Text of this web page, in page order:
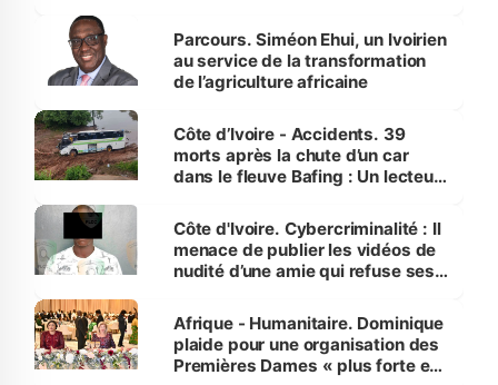
Parcours. Siméon Ehui, un Ivoirien
au service de la transformation
de l’agriculture africaine
Côte d’Ivoire - Accidents. 39
morts après la chute d’un car
dans le fleuve Bafing : Un lecteur
des Transports
Côte d'Ivoire. Cybercriminalité : Il
menace de publier les vidéos de
nudité d’une amie qui refuse ses
Afrique - Humanitaire. Dominique
plaide pour une organisation des
Premières Dames « plus forte et